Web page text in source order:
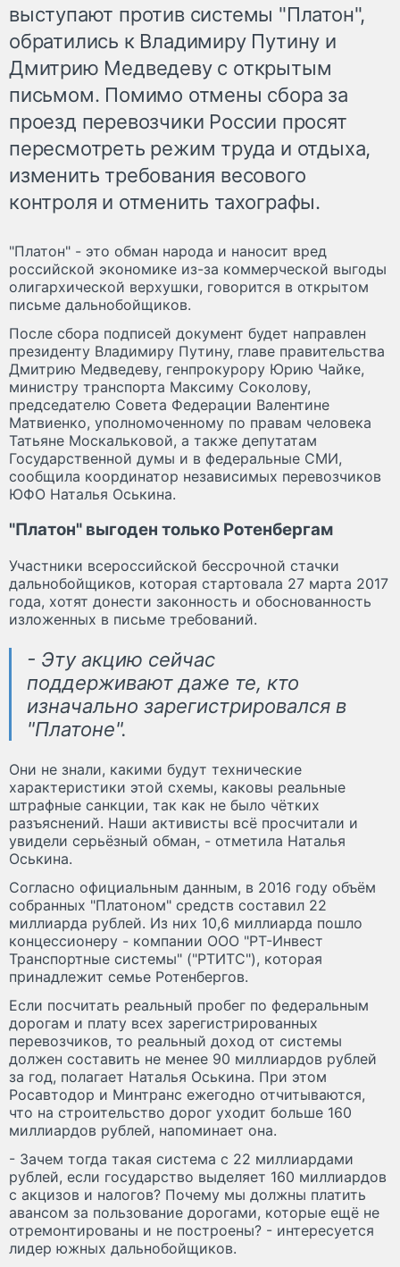
выступают против системы "Платон",
обратились к Владимиру Путину и
Дмитрию Медведеву с открытым
письмом. Помимо отмены сбора за
проезд перевозчики России просят
пересмотреть режим труда и отдыха,
изменить требования весового
контроля и отменить тахографы.
"Платон" - это обман народа и наносит вред
российской экономике из-за коммерческой выгоды
олигархической верхушки, говорится в открытом
письме дальнобойщиков.
После сбора подписей документ будет направлен
президенту Владимиру Путину, главе правительства
Дмитрию Медведеву, генпрокурору Юрию Чайке,
министру транспорта Максиму Соколову,
председателю Совета Федерации Валентине
Матвиенко, уполномоченному по правам человека
Татьяне Москальковой, а также депутатам
Государственной думы и в федеральные СМИ,
сообщила координатор независимых перевозчиков
ЮФО Наталья Оськина.
"Платон" выгоден только Ротенбергам
Участники всероссийской бессрочной стачки
дальнобойщиков, которая стартовала 27 марта 2017
года, хотят донести законность и обоснованность
изложенных в письме требований.
- Эту акцию сейчас
поддерживают даже те, кто
изначально зарегистрировался в
"Платоне".
Они не знали, какими будут технические
характеристики этой схемы, каковы реальные
штрафные санкции, так как не было чётких
разъяснений. Наши активисты всё просчитали и
увидели серьёзный обман, - отметила Наталья
Оськина.
Согласно официальным данным, в 2016 году объём
собранных "Платоном" средств составил 22
миллиарда рублей. Из них 10,6 миллиарда пошло
концессионеру - компании ООО "РТ-Инвест
Транспортные системы" ("РТИТС"), которая
принадлежит семье Ротенбергов.
Если посчитать реальный пробег по федеральным
дорогам и плату всех зарегистрированных
перевозчиков, то реальный доход от системы
должен составить не менее 90 миллиардов рублей
за год, полагает Наталья Оськина. При этом
Росавтодор и Минтранс ежегодно отчитываются,
что на строительство дорог уходит больше 160
миллиардов рублей, напоминает она.
- Зачем тогда такая система с 22 миллиардами
рублей, если государство выделяет 160 миллиардов
с акцизов и налогов? Почему мы должны платить
авансом за пользование дорогами, которые ещё не
отремонтированы и не построены? - интересуется
лидер южных дальнобойщиков.